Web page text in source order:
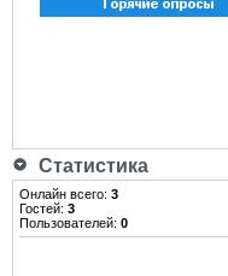
Статистика
Онлайн всего: 3
Гостей: 3
Пользователей: 0